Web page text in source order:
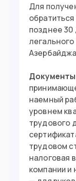
Для
позднее 30
Документы
наемный
уровнем
трудового
трудовом
налоговая
компании и